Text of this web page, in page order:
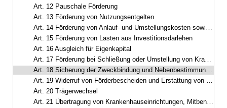
Art. 12 Pauschale Förderung
Art. 13 Förderung von Nutzungsentgelten
Art. 14 Förderung von Anlauf- und Umstellungskosten sowie Grundstückskosten
Art. 15 Förderung von Lasten aus Investitionsdarlehen
Art. 16 Ausgleich für Eigenkapital
Art. 17 Förderung bei Schließung oder Umstellung von Krankenhäusern
Art. 18 Sicherung der Zweckbindung und Nebenbestimmungen
Art. 19 Widerruf von Förderbescheiden und Erstattung von Fördermitteln
Art. 20 Trägerwechsel
Art. 21 Übertragung von Krankenhauseinrichtungen, Mitbenutzung